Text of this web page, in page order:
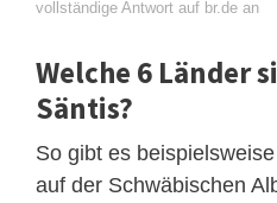
vollständige Antwort auf br.de an
Welche 6 Länder
Säntis?
So gibt es
auf der Schwäbischen